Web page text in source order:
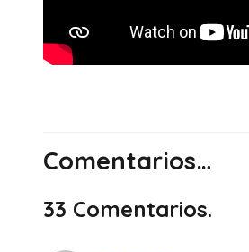
Comentarios…
33 Comentarios.